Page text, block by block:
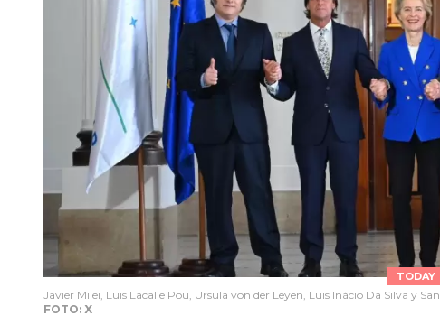
TODAY
Javier Milei, Luis Lacalle Pou, Ursula von der Leyen, Luis Inácio Da Silva y San
FOTO: X